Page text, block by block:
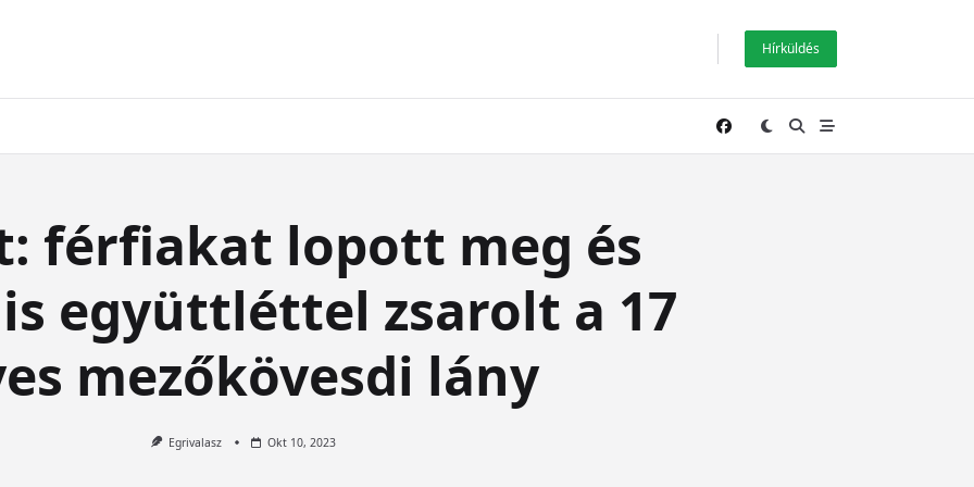
Hírküldés
férfiakat lopott meg és
együttléttel zsarolt a 17
mezőkövesdi lány
Egrivalasz Okt 10, 2023